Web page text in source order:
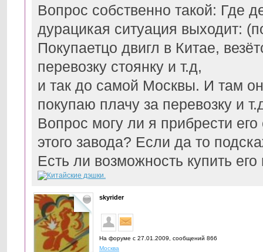
Вопрос собственно такой: Где
дурацикая ситуация выходит:
Покупаетцо двигл в Китае,
перевозку стоянку и т.д,
и так до самой Москвы. И там
покупаю плачу за перевозку и
Вопрос могу ли я прибрести
этого завода? Если да то
Есть ли возможность купить
skyrider
На форуме с 27.01.2009, cообщений 866
Москва